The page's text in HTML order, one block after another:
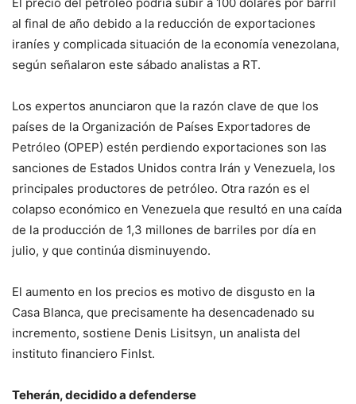
El precio del petróleo podría subir a 100 dólares por barril
al final de año debido a la reducción de exportaciones
iraníes y complicada situación de la economía venezolana,
según señalaron este sábado analistas a RT.
Los expertos anunciaron que la razón clave de que los
países de la Organización de Países Exportadores de
Petróleo (OPEP) estén perdiendo exportaciones son las
sanciones de Estados Unidos contra Irán y Venezuela, los
principales productores de petróleo. Otra razón es el
colapso económico en Venezuela que resultó en una caída
de la producción de 1,3 millones de barriles por día en
julio, y que continúa disminuyendo.
El aumento en los precios es motivo de disgusto en la
Casa Blanca, que precisamente ha desencadenado su
incremento, sostiene Denis Lisitsyn, un analista del
instituto financiero FinIst.
Teherán, decidido a defenderse